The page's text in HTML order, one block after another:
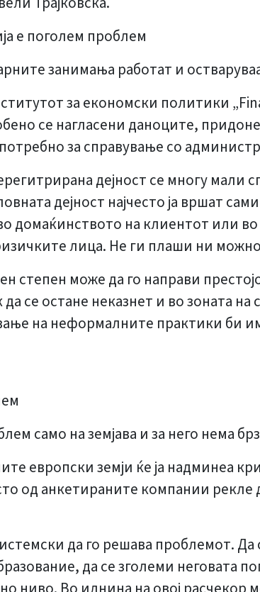
е поголем проблем
занимања работат и
за економски политики
се нагласени даноците,
за справување со
дејност се многу мали
дејност најчесто ја вршат
домаќинството на клиентот или
лица. Не ги плаши ни
степен може да го направи
се остане неказнет и во зоната
на неформалните практики би
само на земјава и за него нема
европски земји ќе ја надминеа
од анкетираните компании рекле
да го решава проблемот.
да се зголеми неговата